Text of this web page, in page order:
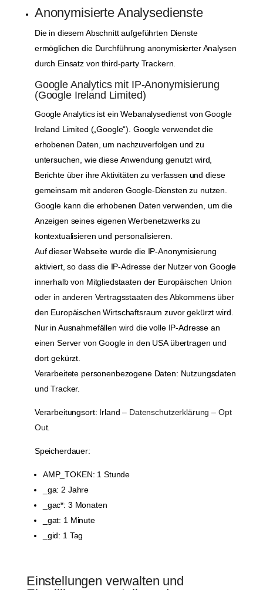
Anonymisierte Analysedienste
Die in diesem Abschnitt aufgeführten Dienste
ermöglichen die Durchführung anonymisierter Analysen
durch Einsatz von third-party Trackern.
Google Analytics mit IP-Anonymisierung
(Google Ireland Limited)
Google Analytics ist ein Webanalysedienst von Google
Ireland Limited („Google“). Google verwendet die
erhobenen Daten, um nachzuverfolgen und zu
untersuchen, wie diese Anwendung genutzt wird,
Berichte über ihre Aktivitäten zu verfassen und diese
gemeinsam mit anderen Google-Diensten zu nutzen.
Google kann die erhobenen Daten verwenden, um die
Anzeigen seines eigenen Werbenetzwerks zu
kontextualisieren und personalisieren.
Auf dieser Webseite wurde die IP-Anonymisierung
aktiviert, so dass die IP-Adresse der Nutzer von Google
innerhalb von Mitgliedstaaten der Europäischen Union
oder in anderen Vertragsstaaten des Abkommens über
den Europäischen Wirtschaftsraum zuvor gekürzt wird.
Nur in Ausnahmefällen wird die volle IP-Adresse an
einen Server von Google in den USA übertragen und
dort gekürzt.
Verarbeitete personenbezogene Daten: Nutzungsdaten
und Tracker.
Verarbeitungsort: Irland – Datenschutzerklärung – Opt
Out.
Speicherdauer:
AMP_TOKEN: 1 Stunde
_ga: 2 Jahre
_gac*: 3 Monaten
_gat: 1 Minute
_gid: 1 Tag
Einstellungen verwalten und